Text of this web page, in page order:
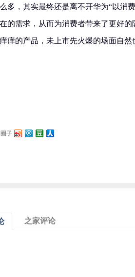
多，其实最终还是离不开华为“以消
的需求，从而为消费者带来了更好
痒的产品，未上市先火爆的场面自然
子
之家评论